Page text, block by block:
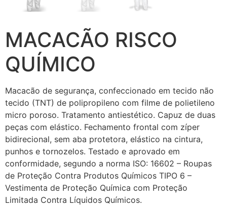
MACACÃO RISCO
QUÍMICO
Macacão de segurança, confeccionado em tecido não
tecido (TNT) de polipropileno com filme de polietileno
micro poroso. Tratamento antiestético. Capuz de duas
peças com elástico. Fechamento frontal com zíper
bidirecional, sem aba protetora, elástico na cintura,
punhos e tornozelos. Testado e aprovado em
conformidade, segundo a norma ISO: 16602 – Roupas
de Proteção Contra Produtos Químicos TIPO 6 –
Vestimenta de Proteção Química com Proteção
Limitada Contra Líquidos Químicos.